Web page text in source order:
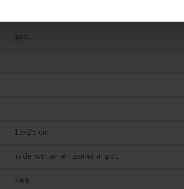
geel
15-25 cm
In de winter en zomer in pot
Nee